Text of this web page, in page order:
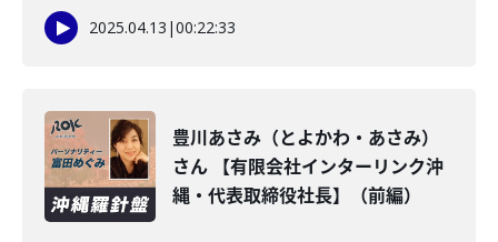
2025.04.13 |00:22:33
豊川あさみ（とよかわ・あさみ）
さん 【有限会社インターリンク沖
縄・代表取締役社長】（前編）